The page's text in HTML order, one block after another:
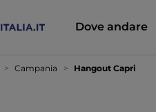
Dove andare
Campania Hangout Capri